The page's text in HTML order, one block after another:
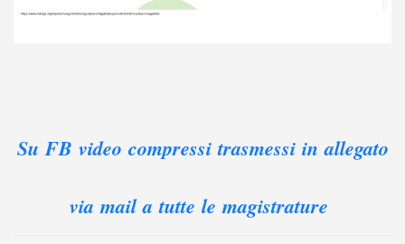
Su FB video compressi trasmessi in allegato
via mail a tutte le magistrature